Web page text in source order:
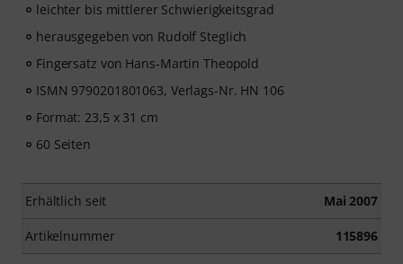
leichter bis mittlerer Schwierigkeitsgrad
herausgegeben von Rudolf Steglich
Fingersatz von Hans-Martin Theopold
ISMN 9790201801063, Verlags-Nr. HN 106
Format: 23,5 x 31 cm
60 Seiten
Erhältlich seit Mai 2007
Artikelnummer 115896